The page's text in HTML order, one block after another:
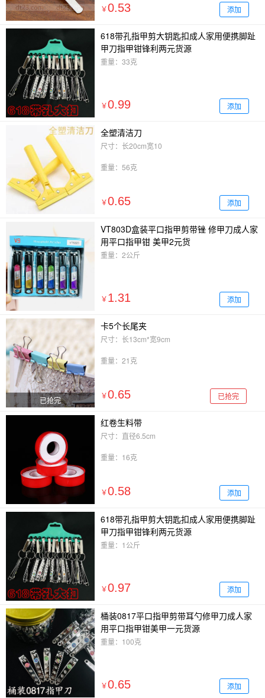
￥0.53 添加
618带孔指甲剪大钥匙扣成人家用便携脚趾
甲刀指甲钳锋利两元货源
重量：33克
￥0.99 添加
全塑清洁刀
尺寸：长20cm宽10
重量：56克
￥0.65 添加
VT803D盒装平口指甲剪带锉 修甲刀成人家
用平口指甲钳 美甲2元货
重量：2公斤
￥ 1.31 添加
已抢完
卡5个长尾夹
尺寸：长13cm*宽9cm
重量：21克
￥0.65 已抢完
红卷生料带
尺寸：直径6.5cm
重量：16克
￥0.58 添加
618带孔指甲剪大钥匙扣成人家用便携脚趾
甲刀指甲钳锋利两元货源
重量：1公斤
￥0.97 添加
桶装0817平口指甲剪带耳勺修甲刀成人家
用平口指甲钳美甲一元货源
重量：100克
￥0.65 添加